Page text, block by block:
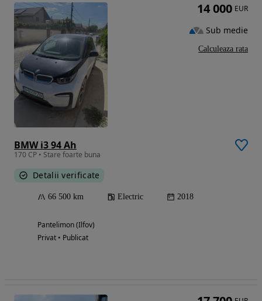
BMW i3 94 Ah
170 CP • Stare foarte buna
Detalii verificate
66 500 km Electric 2018
Pantelimon (Ilfov)
Privat • Publicat
14 000 EUR
Sub medie
Calculeaza rata